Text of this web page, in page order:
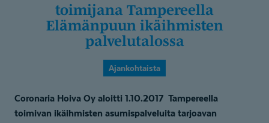
toimijana Tampereella
Elämänpuun ikäihmisten
palvelutalossa
Ajankohtaista
Coronaria Hoiva Oy aloitti 1.10.2017 Tampereella
toimivan ikäihmisten asumispalveluita tarjoavan